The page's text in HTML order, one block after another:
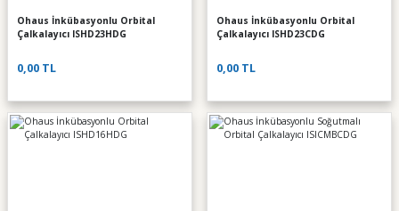
Ohaus İnkübasyonlu Orbital
Çalkalayıcı ISHD23HDG
0,00 TL
Ohaus İnkübasyonlu Orbital
Çalkalayıcı ISHD23CDG
0,00 TL